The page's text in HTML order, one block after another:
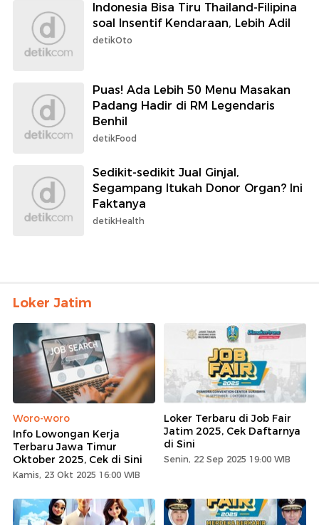
Indonesia Bisa Tiru Thailand-Filipina
soal Insentif Kendaraan, Lebih Adil
detikOto
Puas! Ada Lebih 50 Menu Masakan
Padang Hadir di RM Legendaris
Benhil
detikFood
Sedikit-sedikit Jual Ginjal,
Segampang Itukah Donor Organ? Ini
Faktanya
detikHealth
Loker Jatim
Woro-woro
Info Lowongan Kerja
Terbaru Jawa Timur
Oktober 2025, Cek di Sini
Kamis, 23 Okt 2025 16:00 WIB
Loker Terbaru di Job Fair
Jatim 2025, Cek Daftarnya
di Sini
Senin, 22 Sep 2025 19:00 WIB